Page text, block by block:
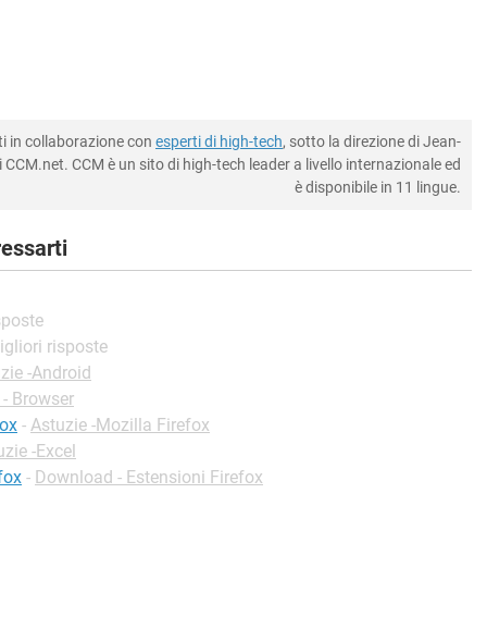
in collaborazione con esperti di high-tech, sotto la direzione di Jean-
CCM è un sito di high-tech leader a livello internazionale ed
è disponibile in 11 lingue.
risposte
-Android
Browser
- Astuzie -Mozilla Firefox
-Excel
- Download - Estensioni Firefox